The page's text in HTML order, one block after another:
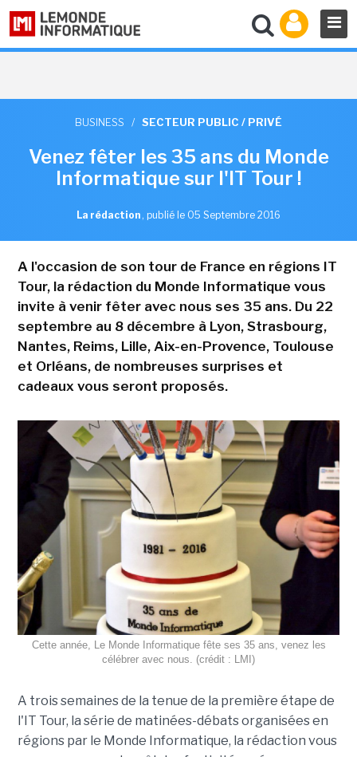
BUSINESS / SECTEUR PUBLIC / PRIVÉ
Venez fêter les 35 ans du Monde
Informatique sur l'IT Tour !
La rédaction , publié le 05 Septembre 2016
A l'occasion de son tour de France en régions IT
Tour, la rédaction du Monde Informatique vous
invite à venir fêter avec nous ses 35 ans. Du 22
septembre au 8 décembre à Lyon, Strasbourg,
Nantes, Reims, Lille, Aix-en-Provence, Toulouse
et Orléans, de nombreuses surprises et
cadeaux vous seront proposés.
Cette année, Le Monde Informatique fête ses 35 ans, venez les
célébrer avec nous. (crédit : LMI)
A trois semaines de la tenue de la première étape de
l'IT Tour, la série de matinées-débats organisées en
régions par le Monde Informatique, la rédaction vous